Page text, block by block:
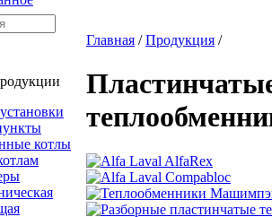
котлы
Главная /Продукция /